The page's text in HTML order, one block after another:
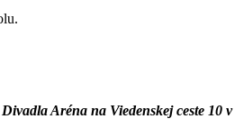
Aréna na Viedenskej ceste 10